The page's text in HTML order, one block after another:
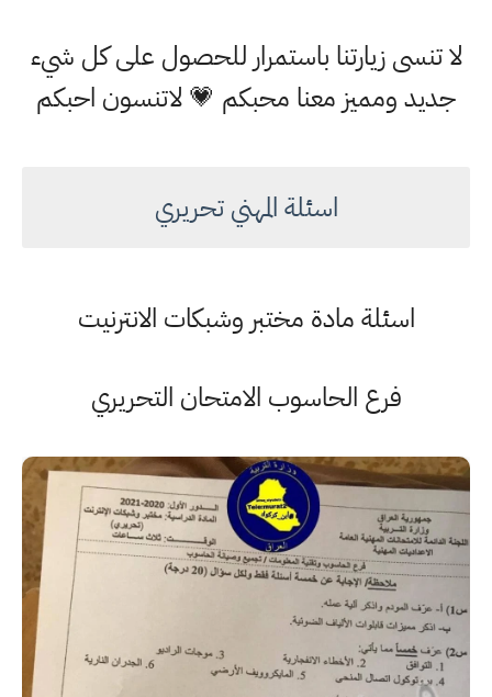
لا تنسى زيارتنا باستمرار للحصول على كل شيء
جديد ومميز معنا محبكم 💗 لاتنسون احبكم
اسئلة المهني تحريري
اسئلة مادة مختبر وشبكات الانترنيت
فرع الحاسوب الامتحان التحريري